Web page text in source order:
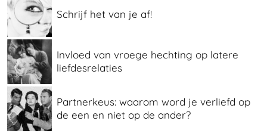
Schrijf het van je af!
Invloed van vroege hechting op latere
liefdesrelaties
Partnerkeus: waarom word je verliefd op
de een en niet op de ander?